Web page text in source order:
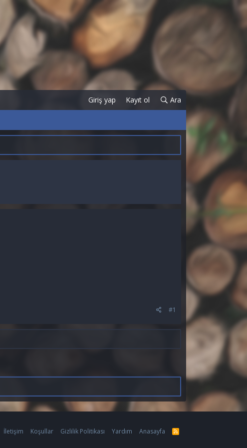
Giriş yap Kayıt ol Ara
#1
İletişim Koşullar Gizlilik Politikası Yardım Anasayfa
R
S